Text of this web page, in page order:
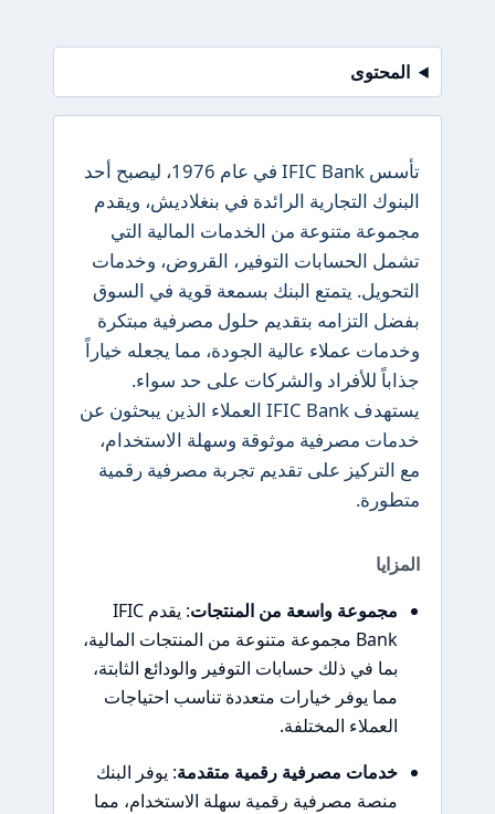
المحتوى
تأسس IFIC Bank في عام 1976، ليصبح أحد
البنوك التجارية الرائدة في بنغلاديش، ويقدم
مجموعة متنوعة من الخدمات المالية التي
تشمل الحسابات التوفير، القروض، وخدمات
التحويل. يتمتع البنك بسمعة قوية في السوق
بفضل التزامه بتقديم حلول مصرفية مبتكرة
وخدمات عملاء عالية الجودة، مما يجعله خياراً
جذاباً للأفراد والشركات على حد سواء.
يستهدف IFIC Bank العملاء الذين يبحثون عن
خدمات مصرفية موثوقة وسهلة الاستخدام،
مع التركيز على تقديم تجربة مصرفية رقمية
متطورة.
المزايا
مجموعة واسعة من المنتجات
: يقدم IFIC
Bank مجموعة متنوعة من المنتجات المالية،
بما في ذلك حسابات التوفير والودائع الثابتة،
مما يوفر خيارات متعددة تناسب احتياجات
العملاء المختلفة.
خدمات مصرفية رقمية متقدمة: يوفر البنك
منصة مصرفية رقمية سهلة الاستخدام، مما